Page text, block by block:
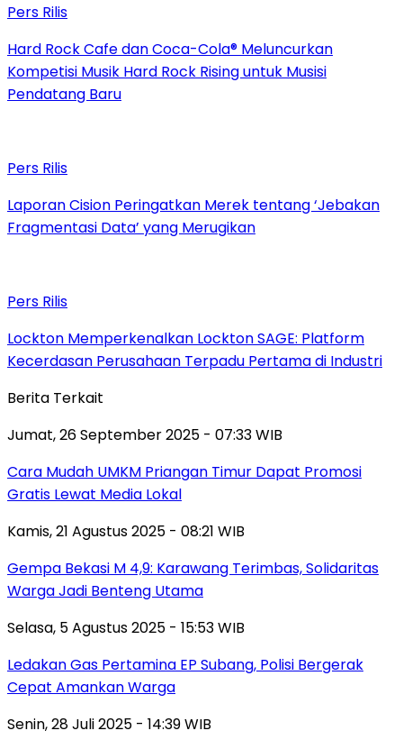
Pers Rilis
Hard Rock Cafe dan Coca-Cola® Meluncurkan
Kompetisi Musik Hard Rock Rising untuk Musisi
Pendatang Baru
Pers Rilis
Laporan Cision Peringatkan Merek tentang ‘Jebakan
Fragmentasi Data’ yang Merugikan
Pers Rilis
Lockton Memperkenalkan Lockton SAGE: Platform
Kecerdasan Perusahaan Terpadu Pertama di Industri
Berita Terkait
Jumat, 26 September 2025 - 07:33 WIB
Cara Mudah UMKM Priangan Timur Dapat Promosi
Gratis Lewat Media Lokal
Kamis, 21 Agustus 2025 - 08:21 WIB
Gempa Bekasi M 4,9: Karawang Terimbas, Solidaritas
Warga Jadi Benteng Utama
Selasa, 5 Agustus 2025 - 15:53 WIB
Ledakan Gas Pertamina EP Subang, Polisi Bergerak
Cepat Amankan Warga
Senin, 28 Juli 2025 - 14:39 WIB